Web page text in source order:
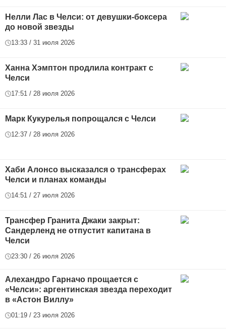
Нелли Лас в Челси: от девушки-боксера
до новой звезды
13:33 / 31 июля 2026
Ханна Хэмптон продлила контракт с
Челси
17:51 / 28 июля 2026
Марк Кукурелья попрощался с Челси
12:37 / 28 июля 2026
Хаби Алонсо высказался о трансферах
Челси и планах команды
14:51 / 27 июля 2026
Трансфер Гранита Джаки закрыт:
Сандерленд не отпустит капитана в
Челси
23:30 / 26 июля 2026
Алехандро Гарначо прощается с
«Челси»: аргентинская звезда переходит
в «Астон Виллу»
01:19 / 23 июля 2026